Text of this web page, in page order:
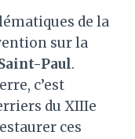
de la
sur la
Paul.
c’est
du XIIIe
ces